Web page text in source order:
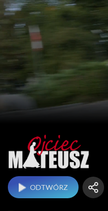
ODTWÓRZ